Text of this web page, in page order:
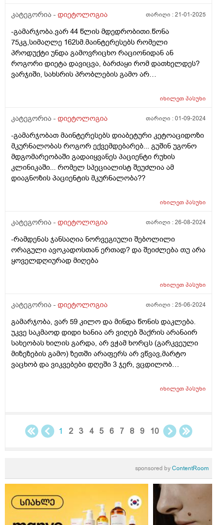
კატეგორია - დიეტოლოგია თარიღი :21-01-2025
-გამარჯობა.ვარ 44 წლის მდედრობითი.წონა
75კგ,სიმაღლე 162სმ.მაინტერესებს რომელი
პროდუქტი უნდა გამოვრიცხო რაციონიდან ან
როგორი დიეტა დავიცვა, ბარძაყი რომ დათხელდეს?
ვარჯიში, სახსრის პრობლების გამო არ
იხილეთპასუხი
კატეგორია - დიეტოლოგია თარიღი :01-09-2024
-გამარჯობათ მაინტერესებს დიაბეტური კეტოაციდოზი
მკურნალობას როგორ ექვემდებარებ... გუშინ უგონო
მდგომარეობაში გადაიყვანეს პაციენტი რუხის
კლინიკაში... რომელ სპეციალისტ შეუძლია ამ
დიაგნოზის პაციენტის მკურნალობა??
იხილეთპასუხი
კატეგორია - დიეტოლოგია თარიღი :26-08-2024
-რამდენას ჯანსაღია ნორვეგიული შებოლილი
ორაგული ავოკადოსთან ერთად? და შეიძლება თუ არა
ყოველდღიურად მიღება
იხილეთპასუხი
კატეგორია - დიეტოლოგია თარიღი :25-06-2024
გამარჯობა, ვარ 59 კილო და მინდა წონის დაკლება.
უკვე საკმაოდ დიდი ხანია არ ვიღებ შაქრის არანაირ
სახეობას ხილის გარდა, არ ვჭამ ხორცს (გარკვეული
მიზეზების გამო) ზეთში არაფერს არ ვწვავ,მარტო
ვაცხობ და ვიკვებები დღეში 3 ჯერ, ვცდილობ
მირჩიოთ რამე ან დამანახოთ სად ვუშვებ შეცდომას?
იხილეთპასუხი
1 2 3 4 5 6 7 8 9 10
sponsored byContentRoom